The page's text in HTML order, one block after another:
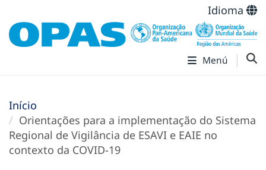
Idioma
Menú
Início
Orientações para a implementação do Sistema
Regional de Vigilância de ESAVI e EAIE no
contexto da COVID-19